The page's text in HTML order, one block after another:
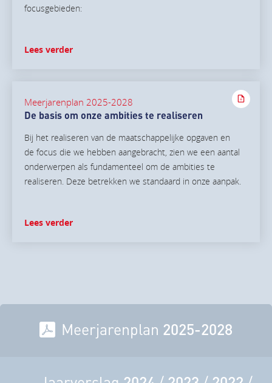
focusgebieden:
Lees verder
Meerjarenplan 2025-2028
De basis om onze ambities te realiseren
Bij het realiseren van de maatschappelijke opgaven en
de focus die we hebben aangebracht, zien we een aantal
onderwerpen als fundamenteel om de ambities te
realiseren. Deze betrekken we standaard in onze aanpak.
Lees verder
Meerjarenplan 2025-2028